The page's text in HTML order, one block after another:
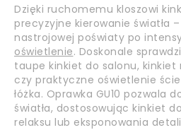
Dzięki ruchomemu kloszowi
precyzyjne kierowanie światła
nastrojowej poświaty po
oświetlenie. Doskonale
taupe kinkiet do salonu, kinkiet
czy praktyczne oświetlenie
łóżka. Oprawka GU10 pozwala
światła, dostosowując kinkiet
relaksu lub eksponowania